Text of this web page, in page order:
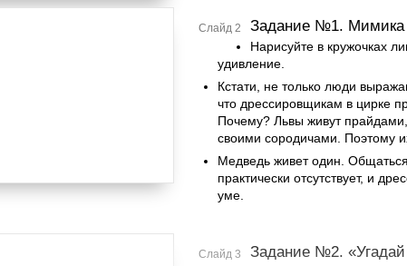
Слайд 2 Задание №1. Мимика
Нарисуйте в кружочках
удивление.
Кстати, не только люди
что дрессировщикам в цирке
Почему? Львы живут
своими сородичами. Поэтому
Медведь живет один.
практически отсутствует, и
уме.
Слайд 3 Задание №2.